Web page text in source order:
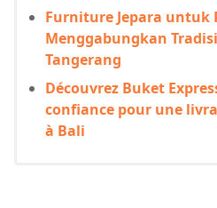
Furniture Jepara untuk
Menggabungkan
Tangerang
Découvrez Buket
confiance pour une
à Bali